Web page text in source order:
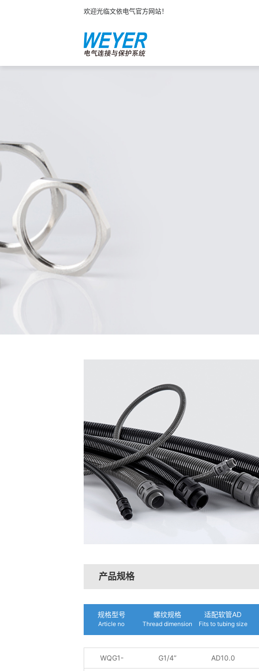
欢迎光临文依电气官方网站！
产品规格
规格型号
Article no
螺纹规格
Thread dimension
适配软管AD
Fits to tubing size
WQG1- G1/4” AD10.0